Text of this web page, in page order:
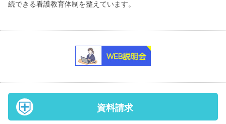
続できる看護教育体制を整えています。
資料請求